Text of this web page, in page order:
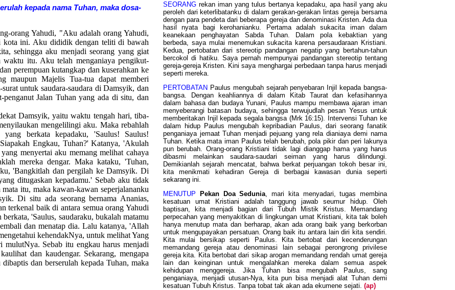
kepada nama Tuhan, maka dosa-
orang Yahudi, "Aku adalah orang Yahudi,
ini. Aku dididik dengan teliti di bawah
sehingga aku menjadi seorang yang giat
waktu itu. Aku telah menganiaya pengikut-
perempuan kutangkap dan kuserahkan ke
maupun Majelis Tua-tua dapat memberi
untuk saudara-saudara di Damsyik, dan
Jalan Tuhan yang ada di situ, dan
Damsyik, yaitu waktu tengah hari, tiba-
mengelilingi aku. Maka rebahlah
berkata kepadaku, 'Saulus! Saulus!
Engkau, Tuhan?' Katanya, 'Akulah
menyertai aku memang melihat cahaya
mereka dengar. Maka kataku, 'Tuhan,
'Bangkitlah dan pergilah ke Damsyik. Di
ditugaskan kepadamu.' Sebab aku tidak
itu, maka kawan-kawan seperjalananku
Di situ ada seorang bernama Ananias,
terkenal baik di antara semua orang Yahudi
'Saulus, saudaraku, bukalah matamu
dan menatap dia. Lalu katanya, 'Allah
kehendakNya, untuk melihat Yang
mulutNya. Sebab itu engkau harus menjadi
dan kaudengar. Sekarang, mengapa
dan berserulah kepada Tuhan, maka
SEORANG rekan iman yang tulus bertanya kepadaku, apa hasil yang aku
peroleh dari keterlibatanku di dalam gerakan-gerakan lintas gereja bersama
dengan para pendeta dari beberapa gereja dan denominasi Kristen. Ada dua
hasil nyata bagi kerohanianku. Pertama adalah sukacita iman dalam
keanekaan penghayatan Sabda Tuhan. Dalam pola kebaktian yang
berbeda, saya mulai menemukan sukacita karena persaudaraan Kristiani.
Kedua, pertobatan dari stereotip pandangan negatip yang bertahun-tahun
bercokol di hatiku. Saya pernah mempunyai pandangan stereotip tentang
gereja-gereja Kristen. Kini saya menghargai perbedaan tanpa harus menjadi
seperti mereka.
PERTOBATAN Paulus mengubah sejarah penyebaran Injil kepada bangsa-
bangsa. Dengan keahliannya di dalam Kitab Taurat dan kefasihannya
dalam bahasa dan budaya Yunani, Paulus mampu membawa ajaran iman
menyeberangi batasan budaya, sehingga terwujudlah pesan Yesus untuk
memberitakan Injil kepada segala bangsa (Mrk 16:15). Intervensi Tuhan ke
dalam hidup Paulus mengubah kepribadian Paulus, dari seorang fanatik
penganiaya jemaat Tuhan menjadi pejuang yang rela dianiaya demi nama
Tuhan. Ketika mata iman Paulus telah berubah, pola pikir dan peri lakunya
pun berubah. Orang-orang Kristiani tidak lagi dianggap hama yang harus
dibasmi melainkan saudara-saudari seiman yang harus dilindungi.
Demikianlah sejarah mencatat, bahwa berkat perjuangan tokoh besar ini,
kita menikmati kehadiran Gereja di berbagai kawasan dunia seperti
sekarang ini.
MENUTUP
Pekan Doa Sedunia, mari kita menyadari, tugas membina
kesatuan umat Kristiani adalah tanggung jawab seumur hidup. Oleh
baptisan, kita menjadi bagian dari Tubuh Mistik Kristus. Memandang
perpecahan yang menyakitkan di lingkungan umat Kristiani, kita tak boleh
hanya menutup mata dan berharap, akan ada orang baik yang berkorban
untuk mengupayakan persatuan. Orang baik itu antara lain diri kita sendiri.
Kita mulai bersikap seperti Paulus. Kita bertobat dari kecenderungan
memandang gereja atau denominasi lain sebagai perongrong privilese
gereja kita. Kita bertobat dari sikap arogan memandang rendah umat gereja
lain dan keinginan untuk mengalahkan mereka dalam semua aspek
kehidupan menggereja. Jika Tuhan bisa mengubah Paulus, sang
penganiaya, menjadi utusan-Nya, kita pun bisa menjadi alat Tuhan demi
kesatuan Tubuh Kristus. Tanpa tobat tak akan ada ekumene sejati. (ap)